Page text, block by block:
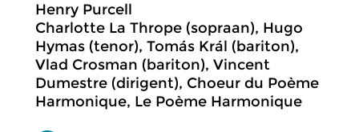
Henry Purcell
Charlotte La Thrope (sopraan), Hugo
Hymas (tenor), Tomás Král (bariton),
Vlad Crosman (bariton), Vincent
Dumestre (dirigent), Choeur du Poème
Harmonique, Le Poème Harmonique